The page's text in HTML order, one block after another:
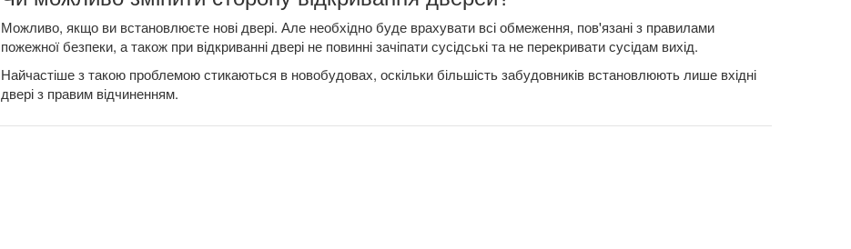
Можливо, якщо ви встановлюєте нові двері. Але необхідно буде врахувати всі обмеження, пов'язані з правилами
пожежної безпеки, а також при відкриванні двері не повинні зачіпати сусідські та не перекривати сусідам вихід.
Найчастіше з такою проблемою стикаються в новобудовах, оскільки більшість забудовників встановлюють лише вхідні
двері з правим відчиненням.